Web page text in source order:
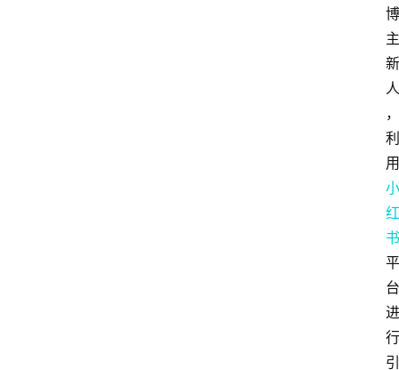
博
主
新
人
，
利
用
小
红
书
平
台
进
行
引